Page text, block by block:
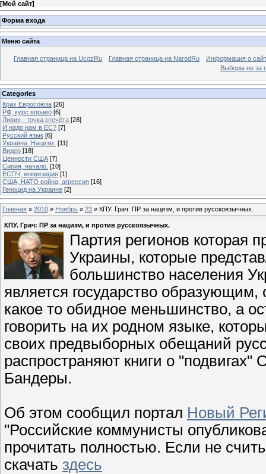
[Мой сайт]
Форма входа
Меню сайта
Главная страница на UcozRu Главная страница на NarodRu
Информация о
Выборы не за
Categories
Крах Евросоюза [26]
РФ, курс вправо [6]
Ливия - точка отсчёта [28]
И надо нам в ЕС? [7]
Русский язык [6]
Украина. Нацизм. [11]
Видео [18]
Ценности США [7]
Сирия, начало. [10]
ЕСПЧ, инквизиция [1]
США, НАТО война, агрессия [16]
Геноцид на Украине [2]
Главная » 2010 » Ноябрь » 23 » КПУ. Грач: ПР за нацизм, и против русскоязычных.
КПУ. Грач: ПР за нацизм, и против русскоязычных.
Партия регионов которая
Украины, которые
большинство населения
является государство
какое то обидное меньшинство, а
говорить на их родном языке,
своих предвыборных обещаний
распространяют книги о
Бандеры.
Об этом сообщил портал Новый
"Российские коммунисты
прочитать полностью. Если не
скачать здесь